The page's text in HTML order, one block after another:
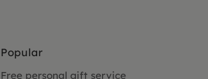
Popular
Free personal gift service